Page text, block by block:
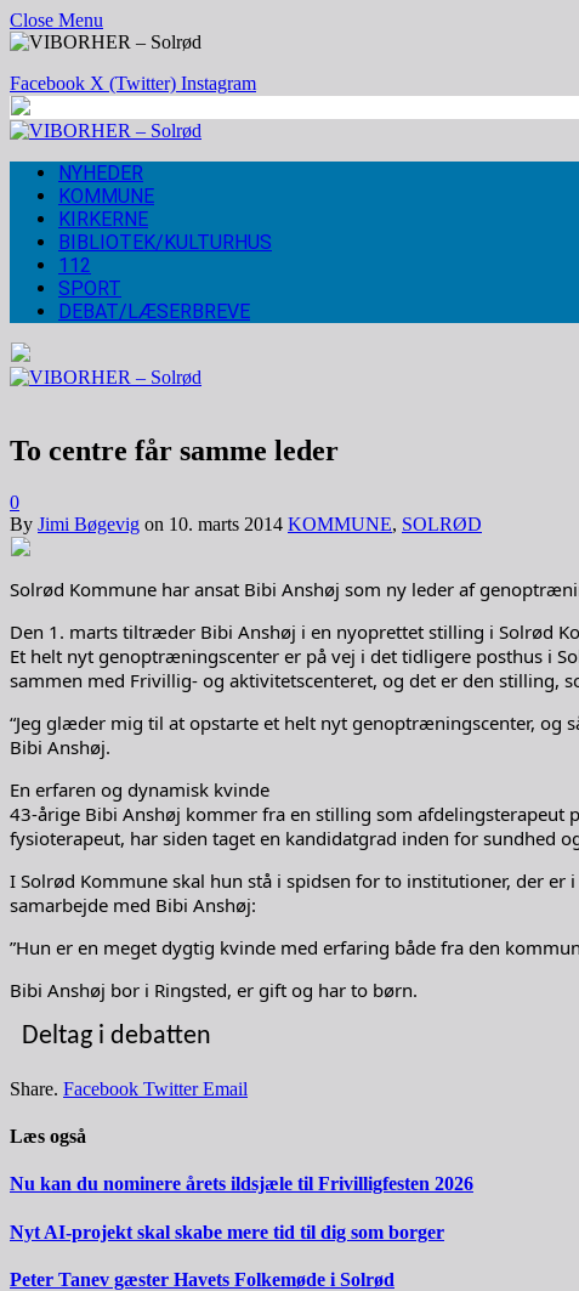
Close Menu
Facebook X (Twitter) Instagram
NYHEDER
KOMMUNE
KIRKERNE
BIBLIOTEK/KULTURHUS
112
SPORT
DEBAT/LÆSERBREVE
To centre får samme leder
0
By Jimi Bøgevig on 10. marts 2014 KOMMUNE, SOLRØD
Solrød Kommune har ansat Bibi Anshøj som ny leder af
Den 1. marts tiltræder Bibi Anshøj i en nyoprettet stilling i Solrød
Et helt nyt genoptræningscenter er på vej i det tidligere posthus i
sammen med Frivillig- og aktivitetscenteret, og det er den stilling,
“Jeg glæder mig til at opstarte et helt nyt genoptræningscenter,
Bibi Anshøj.
En erfaren og dynamisk kvinde
43-årige Bibi Anshøj kommer fra en stilling som afdelingsterapeut
fysioterapeut, har siden taget en kandidatgrad inden for sundhed
I Solrød Kommune skal hun stå i spidsen for to institutioner, der
samarbejde med Bibi Anshøj:
”Hun er en meget dygtig kvinde med erfaring både fra den
Bibi Anshøj bor i Ringsted, er gift og har to børn.
Deltag i debatten
Share. Facebook Twitter Email
Læs også
Nu kan du nominere årets ildsjæle til Frivilligfesten 2026
Nyt AI-projekt skal skabe mere tid til dig som borger
Peter Tanev gæster Havets Folkemøde i Solrød